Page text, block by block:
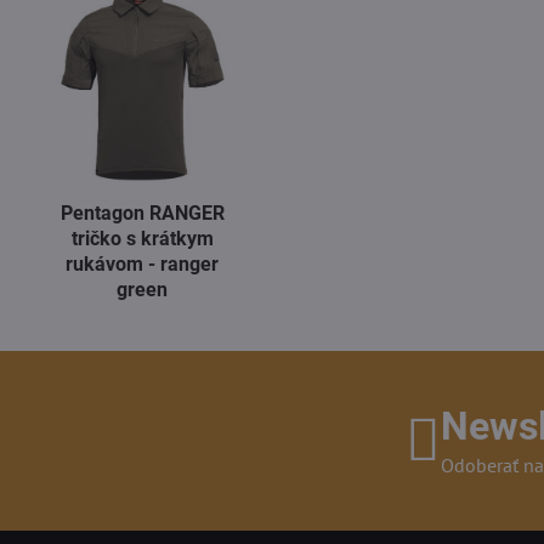
Pentagon RANGER
tričko s krátkym
rukávom - ranger
green
Odoberať